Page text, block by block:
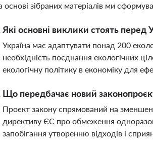
основі зібраних матеріалів ми
Які основні виклики стоять перед
Україна має адаптувати понад 200
необхідність поєднання екологічних
екологічну політику в економіку для
Що передбачає новий
Проєкт закону спрямований на
директиву ЄС про обмеження
запобігання утворенню відходів і